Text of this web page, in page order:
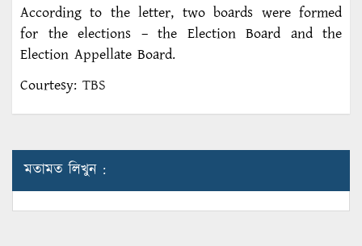
According to the letter, two boards were formed
for the elections – the Election Board and the
Election Appellate Board.
Courtesy: TBS
মতামত লিখুন :